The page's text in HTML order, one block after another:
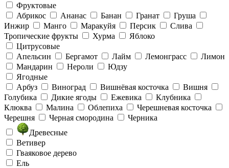
Фруктовые
Абрикос
Ананас Банан Гранат
Груша
Инжир
Манго Маракуйя Персик
Слива
Тропические фрукты
Хурма
Яблоко
Цитрусовые
Апельсин
Бергамот Лайм Лемонграсс
Лимон
Мандарин
Нероли
Юдзу
Ягодные
Арбуз
Виноград Вишнёвая косточка
Вишня
Голубика
Дикие ягоды Ежевика
Клубника
Клюква
Малина Облепиха
Черешневая косточка
Черешня
Черная смородина
Черника
Древесные
Ветивер
Гваяковое дерево
Ель